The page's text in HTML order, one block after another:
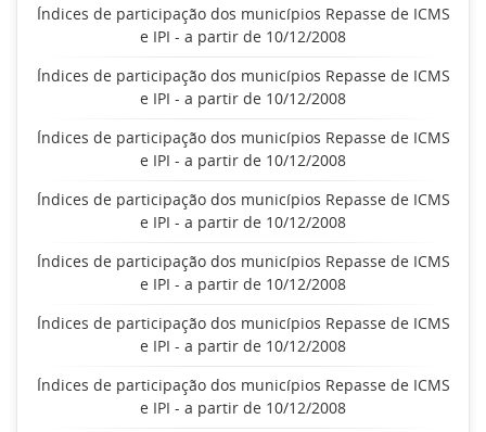
Índices de participação dos municípios Repasse de ICMS
e IPI - a partir de 10/12/2008
Índices de participação dos municípios Repasse de ICMS
e IPI - a partir de 10/12/2008
Índices de participação dos municípios Repasse de ICMS
e IPI - a partir de 10/12/2008
Índices de participação dos municípios Repasse de ICMS
e IPI - a partir de 10/12/2008
Índices de participação dos municípios Repasse de ICMS
e IPI - a partir de 10/12/2008
Índices de participação dos municípios Repasse de ICMS
e IPI - a partir de 10/12/2008
Índices de participação dos municípios Repasse de ICMS
e IPI - a partir de 10/12/2008